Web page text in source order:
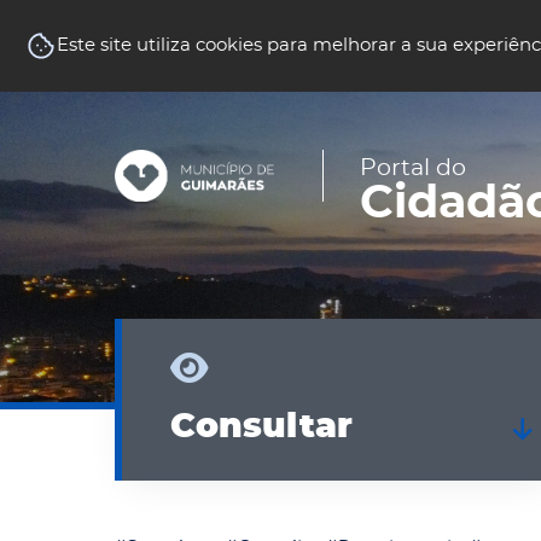
Este site utiliza cookies para melhorar a sua
Balcão Virtual
Portal do
Consultar